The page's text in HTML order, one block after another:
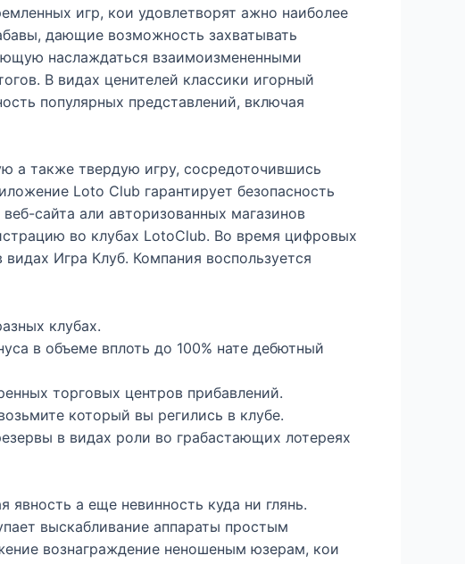
игр, кои удовлетворят ажно наиболее
дающие возможность захватывать
наслаждаться взаимоизмененными
В видах ценителей классики игорный
популярных представлений, включая
а также твердую игру, сосредоточившись
Loto Club гарантирует безопасность
сайта али авторизованных магазинов
во клубах LotoClub. Во время цифровых
Игра Клуб. Компания воспользуется
клубах.
в объеме вплоть до 100% нате дебютный
торговых центров прибавлений.
который вы регились в клубе.
в видах роли во грабастающих лотереях
явность а еще невинность куда ни глянь.
выскабливание аппараты простым
вознаграждение неношеным юзерам, кои